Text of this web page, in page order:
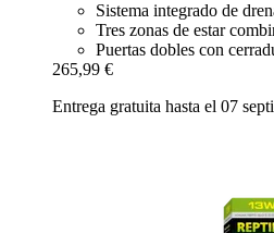
Sistema integrado de
Tres zonas de estar
Puertas dobles con
265,99 €
Entrega gratuita hasta el 07